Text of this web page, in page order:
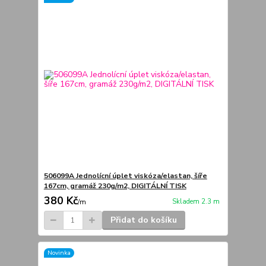
506099A Jednolícní úplet viskóza/elastan, šíře
167cm, gramáž 230g/m2, DIGITÁLNÍ TISK
380 Kč/m Skladem 2.3 m
Přidat do košíku
Novinka